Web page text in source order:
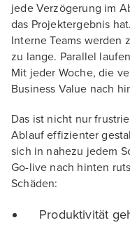
jede Verzögerung im
das Projektergebnis
Interne Teams werden
zu lange. Parallel
Mit jeder Woche, die
Business Value nach
Das ist nicht nur
Ablauf effizienter
sich in nahezu jedem
Go-live nach hinten
Schäden:
Produktivität